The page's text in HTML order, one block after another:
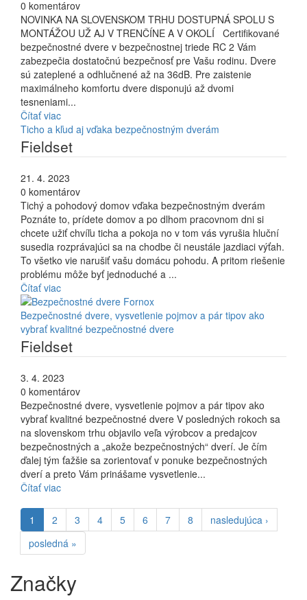
0 komentárov
NOVINKA NA SLOVENSKOM TRHU DOSTUPNÁ SPOLU S
MONTÁŽOU UŽ AJ V TRENČÍNE A V OKOLÍ Certifikované
bezpečnostné dvere v bezpečnostnej triede RC 2 Vám
zabezpečia dostatočnú bezpečnosť pre Vašu rodinu. Dvere
sú zateplené a odhlučnené až na 36dB. Pre zaistenie
maximálneho komfortu dvere disponujú až dvomi
tesneniami...
Čítať viac
Ticho a kľud aj vďaka bezpečnostným dverám
Fieldset
21. 4. 2023
0 komentárov
Tichý a pohodový domov vďaka bezpečnostným dverám
Poznáte to, prídete domov a po dlhom pracovnom dni si
chcete užiť chvíľu ticha a pokoja no v tom vás vyrušia hluční
susedia rozprávajúci sa na chodbe či neustále jazdiaci výťah.
To všetko vie narušiť vašu domácu pohodu. A pritom riešenie
problému môže byť jednoduché a ...
Čítať viac
Bezpečnostné dvere, vysvetlenie pojmov a pár tipov ako
vybrať kvalitné bezpečnostné dvere
Fieldset
3. 4. 2023
0 komentárov
Bezpečnostné dvere, vysvetlenie pojmov a pár tipov ako
vybrať kvalitné bezpečnostné dvere V posledných rokoch sa
na slovenskom trhu objavilo veľa výrobcov a predajcov
bezpečnostných a „akože bezpečnostných“ dverí. Je čím
ďalej tým ťažšie sa zorientovať v ponuke bezpečnostných
dverí a preto Vám prinášame vysvetlenie...
Čítať viac
1 2 3 4 5 6 7 8
nasledujúca ›
posledná »
Značky